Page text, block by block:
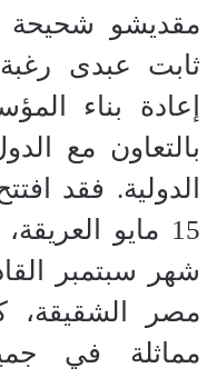
مقديشو شحيحة
ثابت عبدى
إعادة بناء
بالتعاون مع
الدولية. فقد
15 مايو
شهر سبتمبر
مصر الشقيقة،
مماثلة في